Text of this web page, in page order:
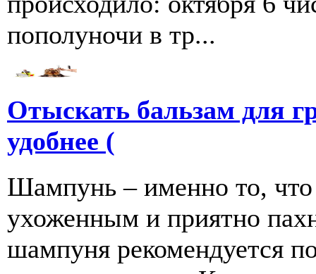
пополуночи в тр...
Отыскать бальзам для
удобнее (
Шампунь – именно то, что
ухоженным и приятно
шампуня рекомендуется